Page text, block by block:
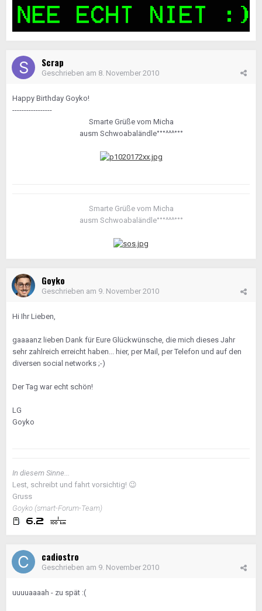
Scrap
Geschrieben am 8. November 2010
Happy Birthday Goyko!
-----------------
Smarte Grüße vom Micha
ausm Schwoabaländle°°°^^^°°°
Smarte Grüße vom Micha
ausm Schwoabaländle°°°^^^°°°
Goyko
Geschrieben am 9. November 2010
Hi Ihr Lieben,
gaaaanz lieben Dank für Eure Glückwünsche, die mich dieses Jahr
sehr zahlreich erreicht haben... hier, per Mail, per Telefon und auf den
diversen social networks ;-)
Der Tag war echt schön!
LG
Goyko
In diesem Sinne...
Lest, schreibt und fahrt vorsichtig! 😉
Gruss
Goyko (smart-Forum-Team)
cadiostro
Geschrieben am 9. November 2010
uuuuaaaah - zu spät :(